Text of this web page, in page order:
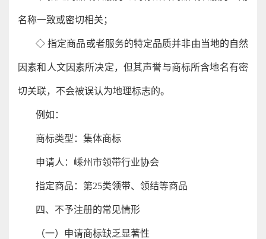
名称一致或密切相关；
◇ 指定商品或者服务的特定品质并非由当地的自然
因素和人文因素所决定，但其声誉与商标所含地名有密
切关联，不会被误认为地理标志的。
例如：
商标类型：集体商标
申请人：嵊州市领带行业协会
指定商品：第25类领带、领结等商品
四、不予注册的常见情形
（一）申请商标缺乏显著性